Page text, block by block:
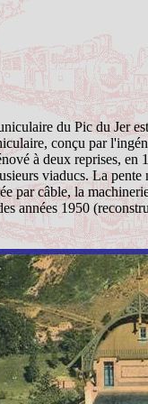
du Pic du Jer
conçu par
à deux reprises,
viaducs. La pente
par câble, la
années 1950